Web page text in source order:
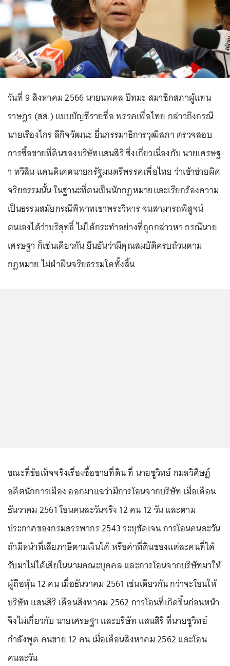
วันที่ 9 สิงหาคม 2566 นายนพดล ปัทมะ สมาชิกสภาผู้แทน
ราษฎร (สส.) แบบบัญชีรายชื่อ พรรคเพื่อไทย กล่าวถึงกรณี
นายเรืองไกร ลีกิจวัฒนะ ยื่นกรรมาธิการวุฒิสภา ตรวจสอบ
การซื้อขายที่ดินของบริษัทแสนสิริ ซึ่งเกี่ยวเนื่องกับ นายเศรษฐ
า ทวีสิน แคนดิเดตนายกรัฐมนตรีพรรคเพื่อไทย ว่าเข้าข่ายผิด
จริยธรรมนั้น ในฐานะที่ตนเป็นนักกฎหมายและเรียกร้องความ
เป็นธรรมสมัยกรณีพิพาทเขาพระวิหาร จนสามารถพิสูจน์
ตนเองได้ว่าบริสุทธิ์ ไม่ได้กระทำอย่างที่ถูกกล่าวหา กรณีนาย
เศรษฐา ก็เช่นเดียวกัน ยืนยันว่ามีคุณสมบัติครบถ้วนตาม
กฎหมาย ไม่ฝ่าฝืนจริยธรรมใดทั้งสิ้น
ขณะที่ข้อเท็จจริงเรื่องซื้อขายที่ดิน ที่ นายชูวิทย์ กมลวิศิษฎ์
อดีตนักการเมือง ออกมาแฉว่ามีการโอนจากบริษัท เมื่อเดือน
ธันวาคม 2561 โอนคนละวันจริง 12 คน 12 วัน และตาม
ประกาศของกรมสรรพากร 2543 ระบุชัดเจน การโอนคนละวัน
ถ้ามีหน้าที่เสียภาษีตามเงินได้ หรือค่าที่ดินของแต่ละคนที่ได้
รับมาไม่ได้เสียในนามคณะบุคคล และการโอนจากบริษัทมาให้
ผู้ถือหุ้น 12 คน เมื่อธันวาคม 2561 เช่นเดียวกัน กว่าจะโอนให้
บริษัท แสนสิริ เดือนสิงหาคม 2562 การโอนที่เกิดขึ้นก่อนหน้า
จึงไม่เกี่ยวกับ นายเศรษฐา และบริษัท แสนสิริ ที่นายชูวิทย์
กำลังพูด คนขาย 12 คน เมื่อเดือนสิงหาคม 2562 และโอน
คนละวัน